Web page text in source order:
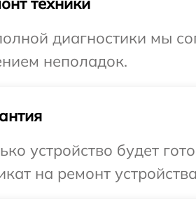
диагностики мы
неполадок.
устройство будет
на ремонт